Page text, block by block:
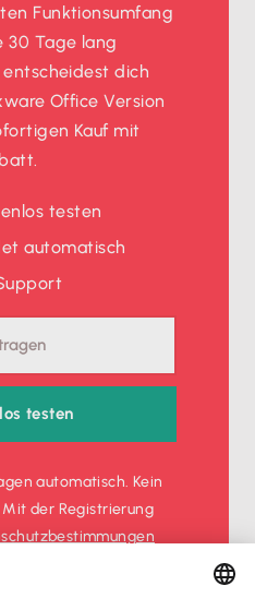
Funktionsumfang
30 Tage lang
dich
Office Version
Kauf mit
testen
automatisch
testen
automatisch. Kein
der Registrierung